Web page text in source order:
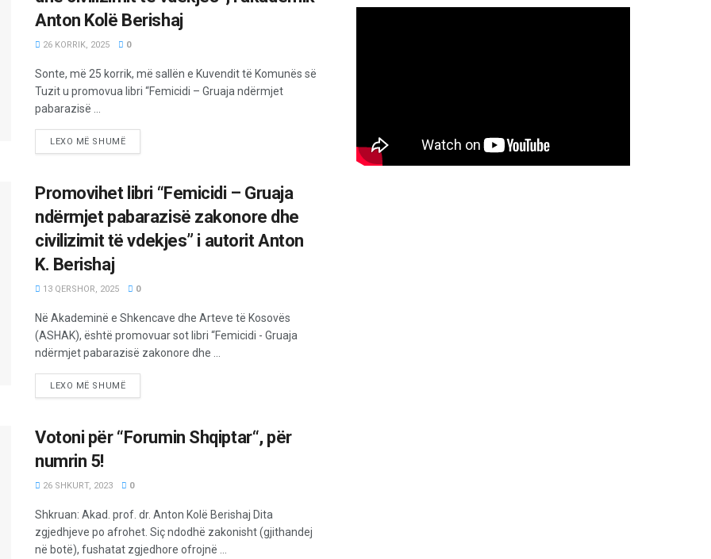
Anton Kolë Berishaj
26 KORRIK, 2025 0
Sonte, më 25 korrik, më sallën e Kuvendit të Komunës së
Tuzit u promovua libri “Femicidi – Gruaja ndërmjet
pabarazisë ...
LEXO MË SHUMË
Promovihet libri “Femicidi – Gruaja
ndërmjet pabarazisë zakonore dhe
civilizimit të vdekjes” i autorit Anton
K. Berishaj
13 QERSHOR, 2025 0
Në Akademinë e Shkencave dhe Arteve të Kosovës
(ASHAK), është promovuar sot libri “Femicidi - Gruaja
ndërmjet pabarazisë zakonore dhe ...
LEXO MË SHUMË
Votoni për “Forumin Shqiptar“, për
numrin 5!
26 SHKURT, 2023 0
Shkruan: Akad. prof. dr. Anton Kolë Berishaj Dita
zgjedhjeve po afrohet. Siç ndodhë zakonisht (gjithandej
në botë), fushatat zgjedhore ofrojnë ...